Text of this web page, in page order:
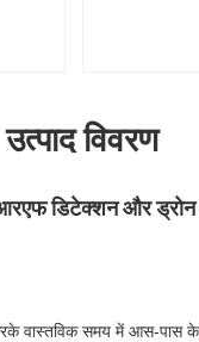
उत्पाद विवरण
डिटेक्शन और ड्रोन
वास्तविक समय में आस-